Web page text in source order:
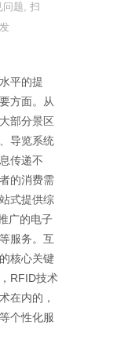
问题, 扫
平的提
方面。从
部分景区
导览系统
传递不
的消费需
式提供综
广的电子
服务。互
核心关键
RFID技术
在内的，
个性化服